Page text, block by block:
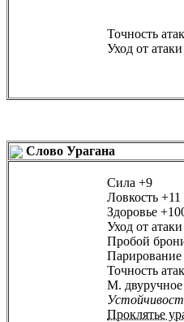
Точность
Уход от атаки
Слово Урагана
Сила +9
Ловкость +11
Здоровье
Уход от атаки
Пробой
Парирование
Точность
М. двуручное
Проклятье